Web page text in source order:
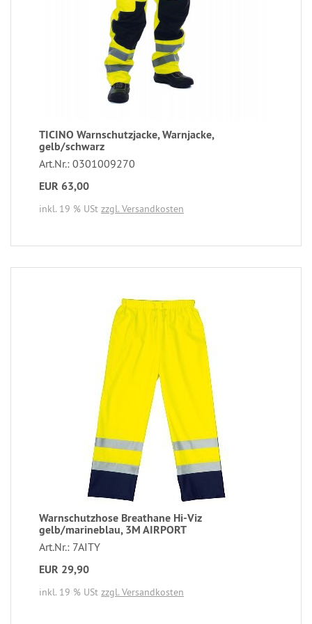
TICINO Warnschutzjacke, Warnjacke,
gelb/schwarz
Art.Nr.: 0301009270
EUR 63,00
inkl. 19 % USt zzgl. Versandkosten
Warnschutzhose Breathane Hi-Viz
gelb/marineblau, 3M AIRPORT
Art.Nr.: 7AITY
EUR 29,90
inkl. 19 % USt zzgl. Versandkosten